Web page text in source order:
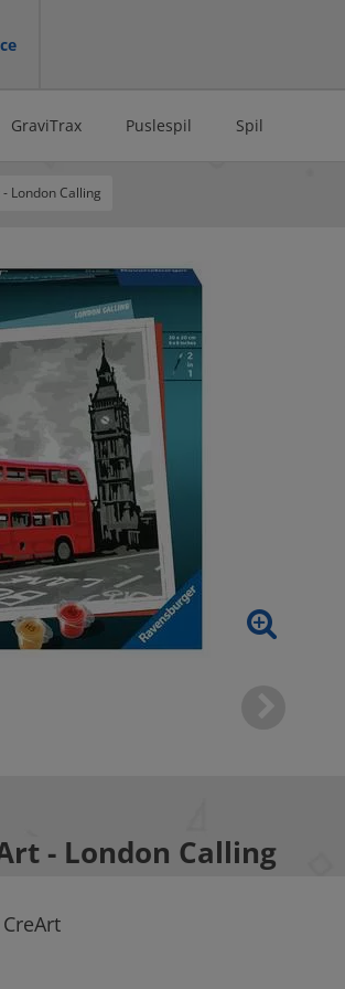
GraviTrax Puslespil Spil
London Calling
- London Calling